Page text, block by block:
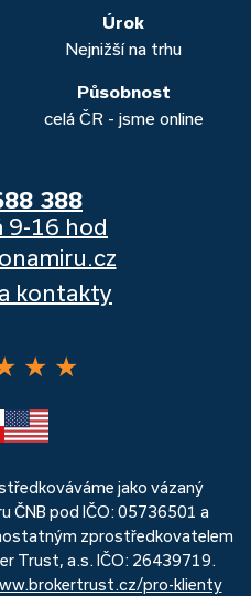
Úrok
Nejnižší na trhu
Působnost
celá ČR - jsme online
388
9-16 hod
kontakty
★ ★
jako vázaný
ČNB pod IČO: 05736501 a
zprostředkovatelem
Trust, a.s. IČO: 26439719.
pro-klienty